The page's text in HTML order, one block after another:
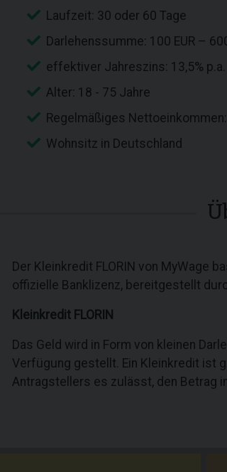
Laufzeit: 30 oder 60 Tage
Darlehenssumme: 100 EUR –
effektiver Jahreszins: 13,5% p.a.
Alter: 18 - 75 Jahre
Regelmäßiges Nettoeinkommen:
Wohnsitz in Deutschland
Der Kleinkredit FLORIN von MyWage
offizielle Banklizenz, bereitgestellt
Kleinkredit FLORIN
Das Geld wird in Form von kleinen
Verfügung gestellt. Ein Kleinkredit ist
Antragstellers es zulässt, den Betrag